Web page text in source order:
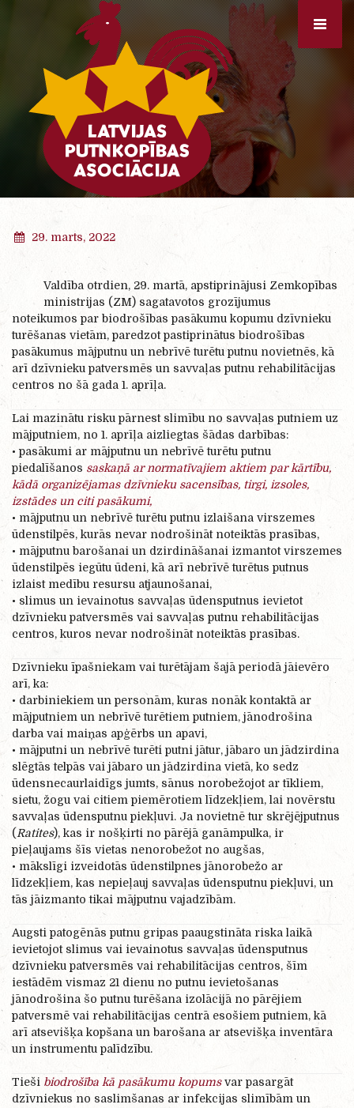
29. marts, 2022
Valdība otrdien, 29. martā, apstiprinājusi Zemkopības
ministrijas (ZM) sagatavotos grozījumus
noteikumos par biodrošības pasākumu kopumu dzīvnieku
turēšanas vietām, paredzot pastiprinātus biodrošības
pasākumus mājputnu un nebrīvē turētu putnu novietnēs, kā
arī dzīvnieku patversmēs un savvaļas putnu rehabilitācijas
centros no šā gada 1. aprīļa.
Lai mazinātu risku pārnest slimību no savvaļas putniem uz
mājputniem, no 1. aprīļa aizliegtas šādas darbības:
• pasākumi ar mājputnu un nebrīvē turētu putnu
piedalīšanos saskaņā ar normatīvajiem aktiem par kārtību,
kādā organizējamas dzīvnieku sacensības, tirgi, izsoles,
izstādes un citi pasākumi,
• mājputnu un nebrīvē turētu putnu izlaišana virszemes
ūdenstilpēs, kurās nevar nodrošināt noteiktās prasības,
• mājputnu barošanai un dzirdināšanai izmantot virszemes
ūdenstilpēs iegūtu ūdeni, kā arī nebrīvē turētus putnus
izlaist medību resursu atjaunošanai,
• slimus un ievainotus savvaļas ūdensputnus ievietot
dzīvnieku patversmēs vai savvaļas putnu rehabilitācijas
centros, kuros nevar nodrošināt noteiktās prasības.
Dzīvnieku īpašniekam vai turētājam šajā periodā jāievēro
arī, ka:
• darbiniekiem un personām, kuras nonāk kontaktā ar
mājputniem un nebrīvē turētiem putniem, jānodrošina
darba vai maiņas apģērbs un apavi,
• mājputni un nebrīvē turēti putni jātur, jābaro un jādzirdina
slēgtās telpās vai jābaro un jādzirdina vietā, ko sedz
ūdensnecaurlaidīgs jumts, sānus norobežojot ar tīkliem,
sietu, žogu vai citiem piemērotiem līdzekļiem, lai novērstu
savvaļas ūdensputnu piekļuvi. Ja novietnē tur skrējējputnus
( Ratites), kas ir nošķirti no pārējā ganāmpulka, ir
pieļaujams šīs vietas nenorobežot no augšas,
• mākslīgi izveidotās ūdenstilpnes jānorobežo ar
līdzekļiem, kas nepieļauj savvaļas ūdensputnu piekļuvi, un
tās jāizmanto tikai mājputnu vajadzībām.
Augsti patogēnās putnu gripas paaugstināta riska laikā
ievietojot slimus vai ievainotus savvaļas ūdensputnus
dzīvnieku patversmēs vai rehabilitācijas centros, šīm
iestādēm vismaz 21 dienu no putnu ievietošanas
jānodrošina šo putnu turēšana izolācijā no pārējiem
patversmē vai rehabilitācijas centrā esošiem putniem, kā
arī atsevišķa kopšana un barošana ar atsevišķa inventāra
un instrumentu palīdzību.
Tieši biodrošība kā pasākumu kopumsvar pasargāt
dzīvniekus no saslimšanas ar infekcijas slimībām un